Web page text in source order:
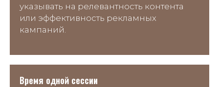
указывать на релевантность контента
или эффективность рекламных
кампаний.
Время одной сессии